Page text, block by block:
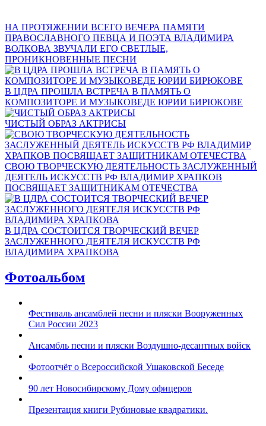
НА ПРОТЯЖЕНИИ ВСЕГО ВЕЧЕРА ПАМЯТИ
ПРАВОСЛАВНОГО ПЕВЦА И ПОЭТА ВЛАДИМИРА
ВОЛКОВА ЗВУЧАЛИ ЕГО СВЕТЛЫЕ,
ПРОНИКНОВЕННЫЕ ПЕСНИ
В ЦДРА ПРОШЛА ВСТРЕЧА В ПАМЯТЬ О
КОМПОЗИТОРЕ И МУЗЫКОВЕДЕ ЮРИИ БИРЮКОВЕ
ЧИСТЫЙ ОБРАЗ АКТРИСЫ
СВОЮ ТВОРЧЕСКУЮ ДЕЯТЕЛЬНОСТЬ ЗАСЛУЖЕННЫЙ
ДЕЯТЕЛЬ ИСКУССТВ РФ ВЛАДИМИР ХРАПКОВ
ПОСВЯЩАЕТ ЗАЩИТНИКАМ ОТЕЧЕСТВА
В ЦДРА СОСТОИТСЯ ТВОРЧЕСКИЙ ВЕЧЕР
ЗАСЛУЖЕННОГО ДЕЯТЕЛЯ ИСКУССТВ РФ
ВЛАДИМИРА ХРАПКОВА
Фотоальбом
Фестиваль ансамблей песни и пляски Вооруженных
Сил России 2023
Ансамбль песни и пляски Воздушно-десантных войск
Фотоотчёт о Всероссийской Ушаковской Беседе
90 лет Новосибирскому Дому офицеров
Презентация книги Рубиновые квадратики.